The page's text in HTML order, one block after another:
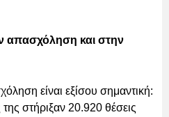
απασχόληση και στην
είναι εξίσου σημαντική:
στήριξαν 20.920 θέσεις